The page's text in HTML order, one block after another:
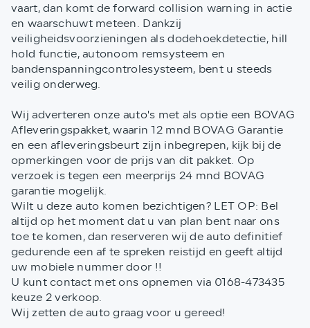
vaart, dan komt de forward collision warning in actie
en waarschuwt meteen. Dankzij
veiligheidsvoorzieningen als dodehoekdetectie, hill
hold functie, autonoom remsysteem en
bandenspanningcontrolesysteem, bent u steeds
veilig onderweg.
Wij adverteren onze auto's met als optie een BOVAG
Afleveringspakket, waarin 12 mnd BOVAG Garantie
en een afleveringsbeurt zijn inbegrepen, kijk bij de
opmerkingen voor de prijs van dit pakket. Op
verzoek is tegen een meerprijs 24 mnd BOVAG
garantie mogelijk.
Wilt u deze auto komen bezichtigen? LET OP: Bel
altijd op het moment dat u van plan bent naar ons
toe te komen, dan reserveren wij de auto definitief
gedurende een af te spreken reistijd en geeft altijd
uw mobiele nummer door !!
U kunt contact met ons opnemen via 0168-473435
keuze 2 verkoop.
Wij zetten de auto graag voor u gereed!